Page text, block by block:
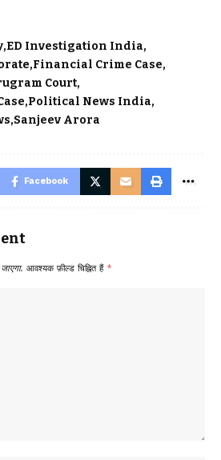
ED Investigation India
Financial Crime Case
Court
Political News India
Sanjeev Arora
Facebook
आवश्यक फ़ील्ड चिह्नित हैं *